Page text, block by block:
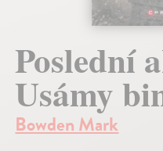
Poslední
Usámy
Bowden Mark